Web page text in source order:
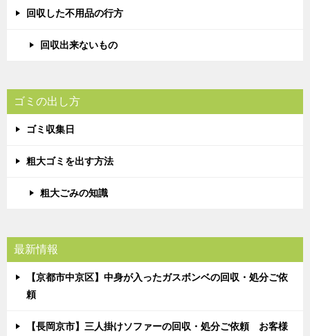
回収した不用品の行方
回収出来ないもの
ゴミの出し方
ゴミ収集日
粗大ゴミを出す方法
粗大ごみの知識
最新情報
【京都市中京区】中身が入ったガスボンベの回収・処分ご依
頼
【長岡京市】三人掛けソファーの回収・処分ご依頼 お客様